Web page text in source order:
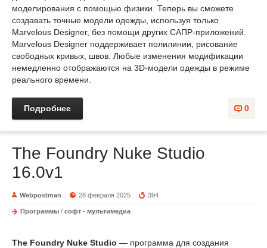
моделирования с помощью физики. Теперь вы сможете
создавать точные модели одежды, используя только
Marvelous Designer, без помощи других САПР-приложений.
Marvelous Designer поддерживает полилинии, рисование
свободных кривых, швов. Любые изменения модификации
немедленно отображаются на 3D-модели одежды в режиме
реального времени.
0
Подробнее
The Foundry Nuke Studio
16.0v1
Webpostman 28 февраля 2025 394
Программы / софт - мультимедиа
The Foundry Nuke Studio — программа для создания